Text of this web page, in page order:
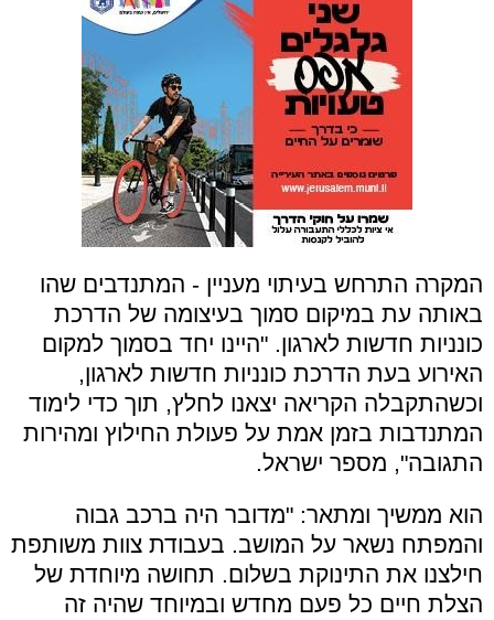
המקרה התרחש בעיתוי מעניין - המתנדבים שהו
באותה עת במיקום סמוך בעיצומה של הדרכת
כונניות חדשות לארגון. "היינו יחד בסמוך למקום
האירוע בעת הדרכת כונניות חדשות לארגון,
וכשהתקבלה הקריאה יצאנו לחלץ, תוך כדי לימוד
המתנדבות בזמן אמת על פעולת החילוץ ומהירות
התגובה", מספר ישראל.
הוא ממשיך ומתאר: "מדובר היה ברכב גבוה
והמפתח נשאר על המושב. בעבודת צוות משותפת
חילצנו את התינוקת בשלום. תחושה מיוחדת של
הצלת חיים כל פעם מחדש ובמיוחד שהיה זה